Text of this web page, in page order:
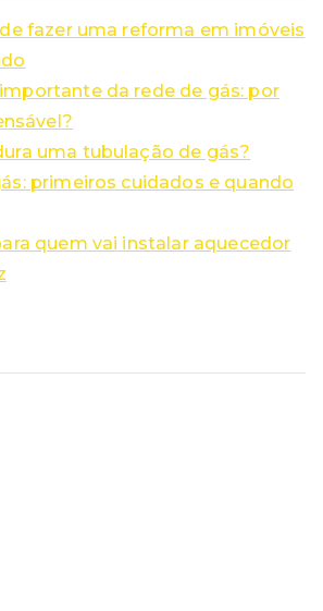
fazer uma reforma em imóveis
da rede de gás: por
uma tubulação de gás?
primeiros cuidados e quando
quem vai instalar aquecedor